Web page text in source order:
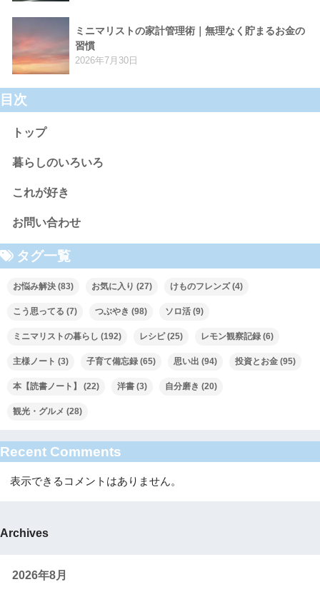
ミニマリストの家計管理術｜無理なく貯まるお金の
習慣
2026年7月30日
目次
トップ
暮らしのいろいろ
これが好き
お問い合わせ
タグ一覧
お悩み解決 (83) お気に入り (27) けものフレンズ(4)
こう思ってる (7) つぶやき (98) ソロ活 (9)
ミニマリストの暮らし (192) レシピ(25) レモン観察記録 (6)
主様ノート (3) 子育て備忘録 (65) 思い出 (94) 投資とお金 (95)
本【読書ノート】 (22) 洋書 (3) 自分磨き (20)
観光・グルメ (28)
Recent Comments
表示できるコメントはありません。
Archives
2026年8月